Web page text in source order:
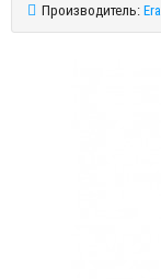
Производитель: Era